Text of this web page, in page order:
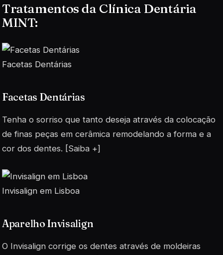
Tratamentos da Clínica Dentária
MINT:
Facetas Dentárias
Facetas Dentárias
Tenha o sorriso que tanto deseja através da colocação
de finas peças em cerâmica remodelando a forma e a
cor dos dentes. [Saiba +]
Invisalign em Lisboa
Aparelho Invisalign
O Invisalign corrige os dentes através de moldeiras